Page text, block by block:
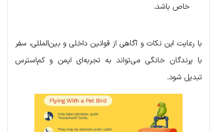
خاص باشد.
با رعایت این نکات و آگاهی از قوانین داخلی و بین‌المللی، سفر
با پرندگان خانگی می‌تواند به تجربه‌ای ایمن و کم‌استرس
تبدیل شود.